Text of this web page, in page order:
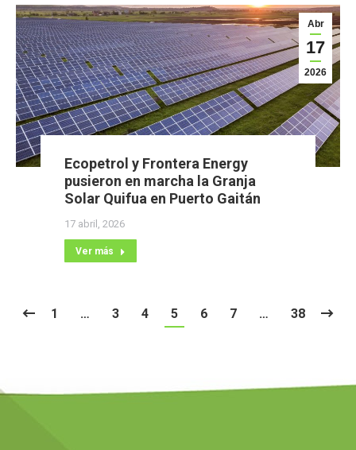
Abr
17
2026
Ecopetrol y Frontera Energy
pusieron en marcha la Granja
Solar Quifua en Puerto Gaitán
17 abril, 2026
Ver más
1 … 3 4 5 6 7 … 38